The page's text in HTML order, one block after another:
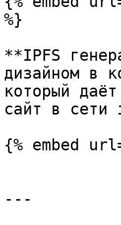
%}
**IPFS
дизайном в
который
сайт в
{% embed
---